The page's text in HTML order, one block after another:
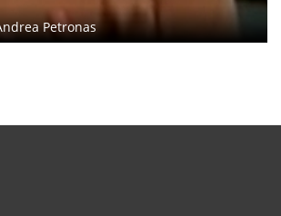
David Crowder: Back to the